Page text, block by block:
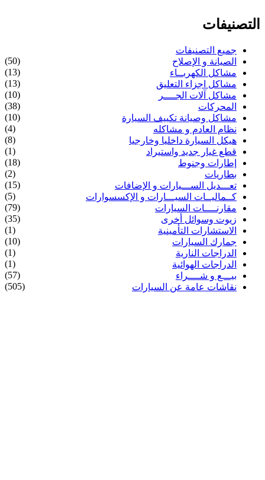
التصنيفات
جميع التصنيفات
الصيانة و الإصلاح
(50)
مشاكل الكهربــاء
(13)
مشاكل اجزاء التعليق
(13)
مشاكل آلات الجــــر
(10)
المحركات
(38)
مشاكل وصيانة تكييف السيارة
(10)
نظام العادم و مشاكله
(4)
هيكل السيارة داخليا وخارجيا
(8)
قطع غيار جديد واستيراد
(1)
إطارات وجنوط
(18)
بطاريات
(2)
تعـــديل الســـيارات و الإضافات
(15)
كــماليــات السيـــارات و الإكسسوارات
(5)
مقارنــــات السيارات
(79)
زيوت وسوائل أخرى
(35)
الاستشارات التأمينية
(1)
جمارك السيارات
(10)
الدراجات النارية
(1)
الدراجات الهوائية
(1)
بيـــع و شــــراء
(57)
نقاشات عامة عن السيارات
(505)